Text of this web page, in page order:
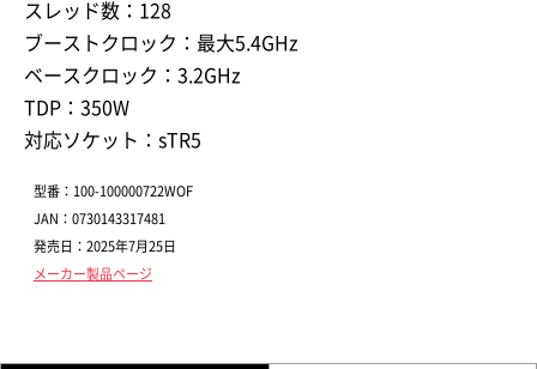
スレッド数：128
ブーストクロック：最大5.4GHz
ベースクロック：3.2GHz
TDP：350W
対応ソケット：sTR5
型番：100-100000722WOF
JAN：0730143317481
発売日：2025年7月25日
メーカー製品ページ